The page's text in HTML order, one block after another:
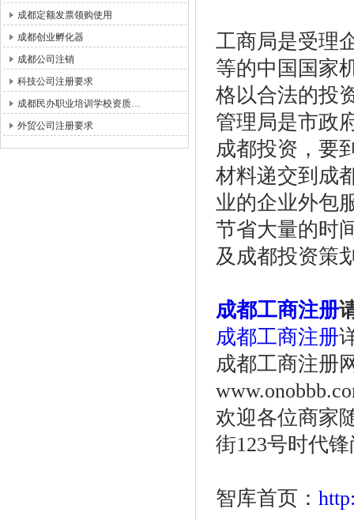
成都定额发票领购使用
成都创业孵化器
成都公司注销
科技公司注册要求
成都民办职业培训学校资质…
外贸公司注册要求
工商局是受理
等的中国国家
格以合法的投
管理局是市政
成都投资，要
材料递交到成
业的企业外包
节省大量的时
及成都投资策
成都工商注册
成都工商注册
成都工商注册
欢迎各位商家
街123号时代锋
智库首页：